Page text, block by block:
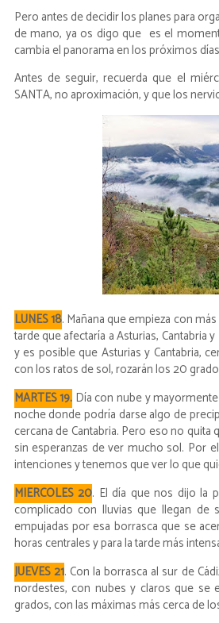
Pero antes de decidir los planes para
de mano, ya os digo que es el
cambia el panorama en los próximos
Antes de seguir, recuerda que el
SANTA, no aproximación, y que los
LUNES 18. Mañana que empieza con más
tarde que afectaría a Asturias, Cantabria
y es posible que Asturias y Cantabria,
con los ratos de sol, rozarán los 20
MARTES 19. Día con nube y
noche donde podría darse algo de
cercana de Cantabria. Pero eso no
sin esperanzas de ver mucho sol. Por
intenciones y tenemos que ver lo que
MIERCOLES 20. El día que nos dijo la
complicado con lluvias que llegan
empujadas por esa borrasca que se
horas centrales y para la tarde más
JUEVES 21. Con la borrasca al sur de
nordestes, con nubes y claros que se
grados, con las máximas más cerca de